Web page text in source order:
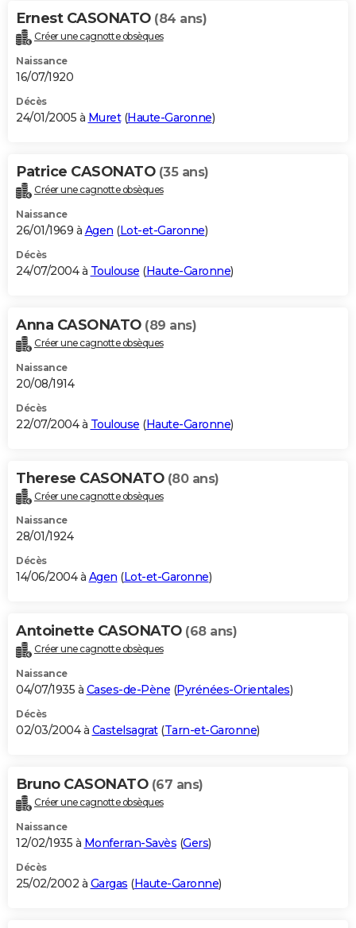
Ernest CASONATO (84 ans)
Créer une cagnotte obsèques
Naissance
16/07/1920
Décès
24/01/2005 à Muret(Haute-Garonne)
Patrice CASONATO (35 ans)
Créer une cagnotte obsèques
Naissance
26/01/1969 à Agen (Lot-et-Garonne)
Décès
24/07/2004 à Toulouse (Haute-Garonne)
Anna CASONATO (89 ans)
Créer une cagnotte obsèques
Naissance
20/08/1914
Décès
22/07/2004 à Toulouse (Haute-Garonne)
Therese CASONATO (80 ans)
Créer une cagnotte obsèques
Naissance
28/01/1924
Décès
14/06/2004 à Agen (Lot-et-Garonne)
Antoinette CASONATO (68 ans)
Créer une cagnotte obsèques
Naissance
04/07/1935 à Cases-de-Pène (Pyrénées-Orientales)
Décès
02/03/2004 à Castelsagrat(Tarn-et-Garonne)
Bruno CASONATO (67 ans)
Créer une cagnotte obsèques
Naissance
12/02/1935 à Monferran-Savès (Gers)
Décès
25/02/2002 à Gargas (Haute-Garonne)